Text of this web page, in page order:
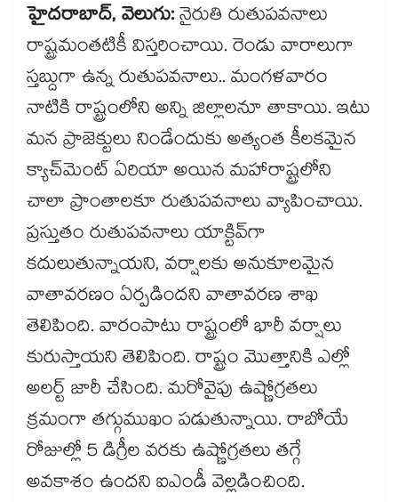
హైదరాబాద్, వెలుగు:నైరుతి రుతుపవనాలు
రాష్ట్రమంతటికీ విస్తరించాయి. రెండు వారాలుగా
స్తబ్దుగా ఉన్న రుతుపవనాలు.. మంగళవారం
నాటికి రాష్ట్రంలోని అన్ని జిల్లాలనూ తాకాయి. ఇటు
మన ప్రాజెక్టులు నిండేందుకు అత్యంత కీలకమైన
క్యాచ్‌‌‌‌మెంట్​ ఏరియా అయిన మహారాష్ట్రలోని
చాలా ప్రాంతాలకూ రుతుపవనాలు వ్యాపించాయి.
ప్రస్తుతం రుతుపవనాలు యాక్టివ్‌‌‌‌గా
కదులుతున్నాయని, వర్షాలకు అనుకూలమైన
వాతావరణం ఏర్పడిందని వాతావరణ శాఖ
తెలిపింది. వారంపాటు రాష్ట్రంలో భారీ వర్షాలు
కురుస్తాయని తెలిపింది. రాష్ట్రం మొత్తానికి ఎల్లో
అలర్ట్ జారీ చేసింది. మరోవైపు ఉష్ణోగ్రతలు
క్రమంగా తగ్గుముఖం పడుతున్నాయి. రాబోయే
రోజుల్లో 5 డిగ్రీల వరకు ఉష్ణోగ్రతలు తగ్గే
అవకాశం ఉందని ఐఎండీ వెల్లడించింది.